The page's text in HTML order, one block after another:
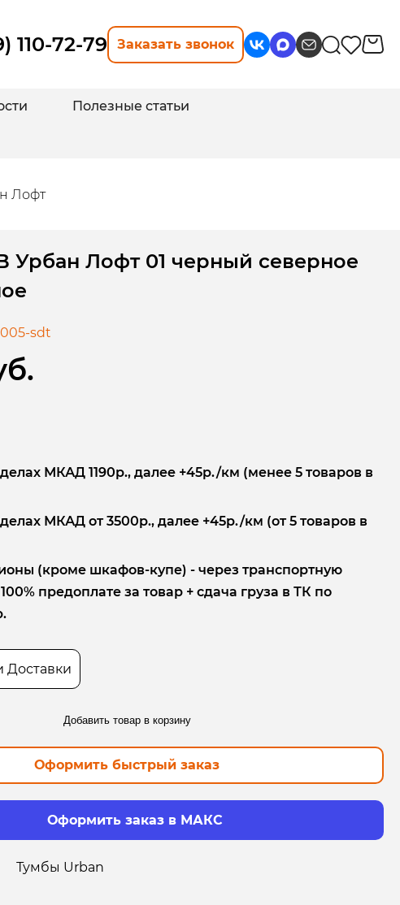
110-72-79 Заказать звонок
Полезные статьи
Лофт
Урбан Лофт 01 черный северное
sdt
МКАД 1190р., далее +45р./км (менее 5 товаров в
МКАД от 3500р., далее +45р./км (от 5 товаров в
(кроме шкафов-купе) - через транспортную
предоплате за товар + сдача груза в ТК по
Доставки
Добавить товар в корзину
Оформить быстрый заказ
Оформить заказ в МАКС
Тумбы Urban